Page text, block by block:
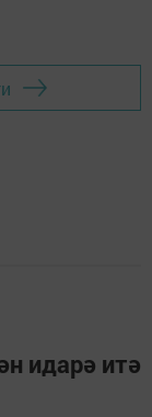
идарә итә